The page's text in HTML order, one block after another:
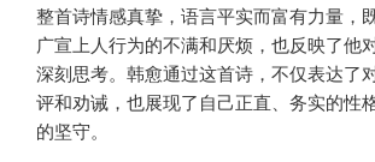
整首诗情感真挚，语言平实而富有力量，
广宣上人行为的不满和厌烦，也反映了他
深刻思考。韩愈通过这首诗，不仅表达了
评和劝诫，也展现了自己正直、务实的性
的坚守。